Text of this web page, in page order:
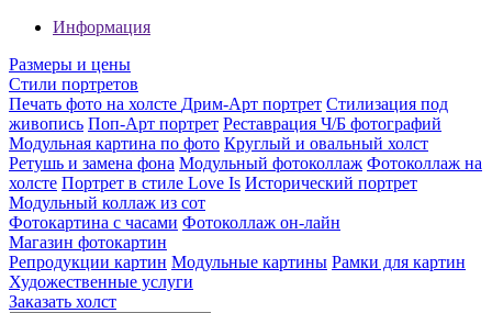
Информация
Размеры и цены
Стили портретов
Печать фото на холсте Дрим-Арт портрет Стилизация под
живопись Поп-Арт портрет Реставрация Ч/Б фотографий
Модульная картина по фото Круглый и овальный холст
Ретушь и замена фона Модульный фотоколлаж Фотоколлаж на
холсте Портрет в стиле Love Is Исторический портрет
Модульный коллаж из сот
Фотокартина с часами Фотоколлаж он-лайн
Магазин фотокартин
Репродукции картин Модульные картины Рамки для картин
Художественные услуги
Заказать холст